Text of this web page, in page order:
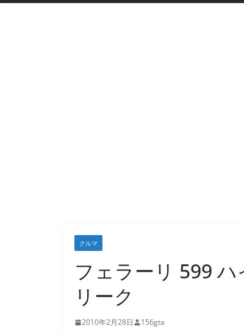
プ
クルマ
フェラーリ 599
リーク
2010年2月28日 156gta